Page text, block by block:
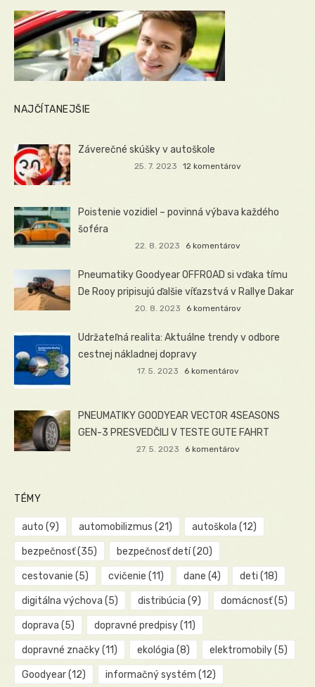
NAJČÍTANEJŠIE
Záverečné skúšky v autoškole
25. 7. 2023 12 komentárov
Poistenie vozidiel – povinná výbava každého
šoféra
22. 8. 2023 6 komentárov
Pneumatiky Goodyear OFFROAD si vďaka tímu
De Rooy pripisujú ďalšie víťazstvá v Rallye Dakar
20. 8. 2023 6 komentárov
Udržateľná realita: Aktuálne trendy v odbore
cestnej nákladnej dopravy
17. 5. 2023 6 komentárov
PNEUMATIKY GOODYEAR VECTOR 4SEASONS
GEN-3 PRESVEDČILI V TESTE GUTE FAHRT
27. 5. 2023 6 komentárov
TÉMY
auto (9) automobilizmus (21) autoškola (12)
bezpečnosť(35) bezpečnosť detí(20)
cestovanie (5) cvičenie (11) dane (4) deti (18)
digitálna výchova (5) distribúcia (9) domácnosť(5)
doprava (5) dopravné predpisy(11)
dopravné značky(11) ekológia (8) elektromobily(5)
Goodyear(12) informačný systém (12)